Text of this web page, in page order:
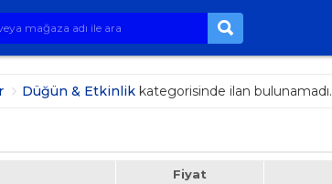
Düğün & Etkinlik kategorisinde ilan bulunamadı.
Fiyat